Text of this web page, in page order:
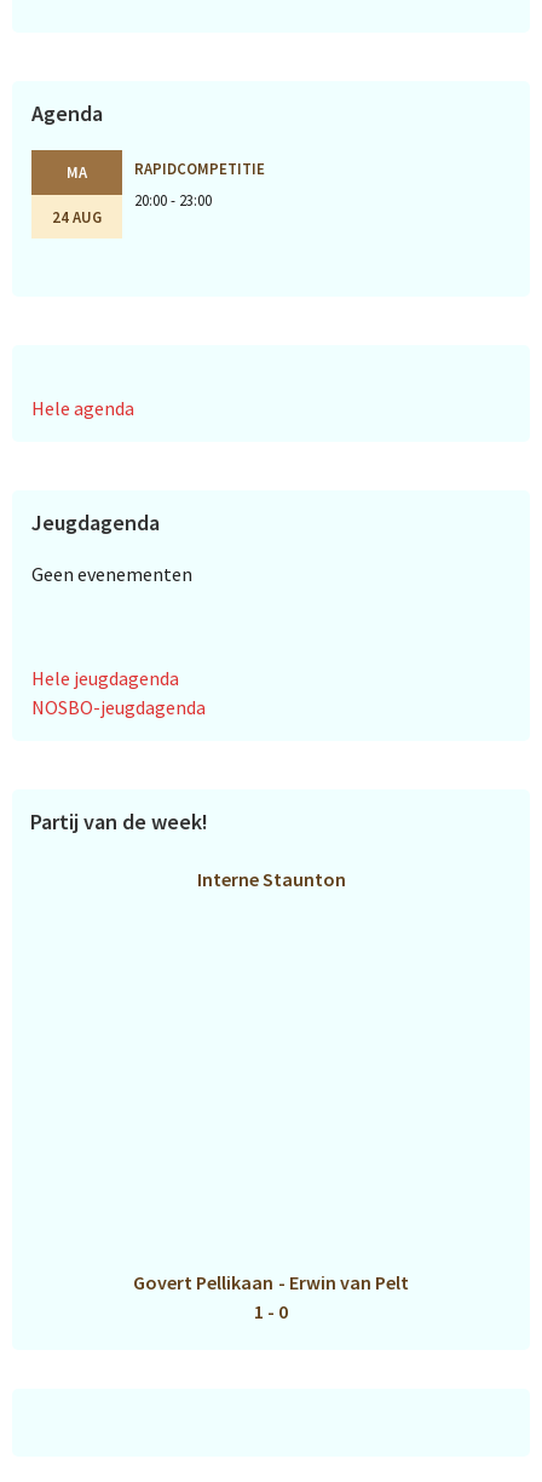
Agenda
MA
24 AUG
RAPIDCOMPETITIE
20:00 - 23:00
Hele agenda
Jeugdagenda
Geen evenementen
Hele jeugdagenda
NOSBO-jeugdagenda
Partij van de week!
Interne Staunton
Govert Pellikaan - Erwin van Pelt
1 - 0